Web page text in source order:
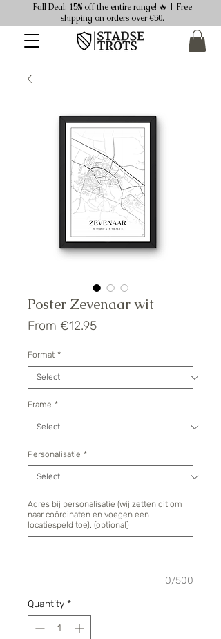
Fall Deal: 15% off the entire range! 🔥 | Free
shipping on orders over €50.
Poster Zevenaar wit
From €12.95Sale
Format *
Frame *
Personalisatie *
Adres bij personalisatie (wij zetten dit om
naar coördinaten en voegen een
locatiespeld toe). (optional)
0/500
Quantity *